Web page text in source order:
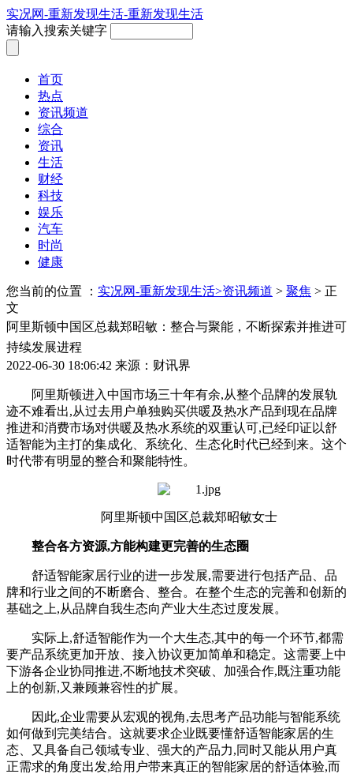
实况网-重新发现生活-重新发现生活
请输入搜索关键字
首页
热点
资讯频道
综合
资讯
生活
财经
科技
娱乐
汽车
时尚
健康
您当前的位置 ： 实况网-重新发现生活>资讯频道 > 聚焦 > 正
文
阿里斯顿中国区总裁郑昭敏：整合与聚能，不断探索并推进可
持续发展进程
2022-06-30 18:06:42 来源：财讯界
阿里斯顿进入中国市场三十年有余,从整个品牌的发展轨
迹不难看出,从过去用户单独购买供暖及热水产品到现在品牌
推进和消费市场对供暖及热水系统的双重认可,已经印证以舒
适智能为主打的集成化、系统化、生态化时代已经到来。这个
时代带有明显的整合和聚能特性。
阿里斯顿中国区总裁郑昭敏女士
整合各方资源,方能构建更完善的生态圈
舒适智能家居行业的进一步发展,需要进行包括产品、品
牌和行业之间的不断磨合、整合。在整个生态的完善和创新的
基础之上,从品牌自我生态向产业大生态过度发展。
实际上,舒适智能作为一个大生态,其中的每一个环节,都需
要产品系统更加开放、接入协议更加简单和稳定。这需要上中
下游各企业协同推进,不断地技术突破、加强合作,既注重功能
上的创新,又兼顾兼容性的扩展。
因此,企业需要从宏观的视角,去思考产品功能与智能系统
如何做到完美结合。这就要求企业既要懂舒适智能家居的生
态、又具备自己领域专业、强大的产品力,同时又能从用户真
正需求的角度出发,给用户带来真正的智能家居的舒适体验,而